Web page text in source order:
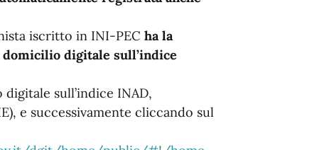
iscritto in INI-PEC ha la
digitale sull’indice
sull’indice INAD,
e successivamente cliccando sul